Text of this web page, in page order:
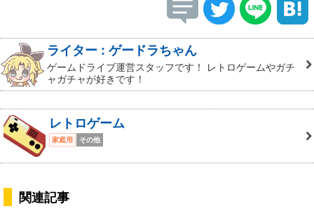
ライター : ゲードラちゃん
ゲームドライブ運営スタッフです！ レトロゲームやガチ
ャガチャが好きです！
レトロゲーム
家庭用 その他
関連記事